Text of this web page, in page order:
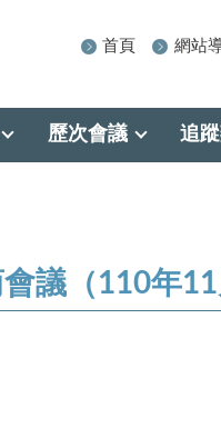
首頁 網站
歷次會議 追
議（110年11